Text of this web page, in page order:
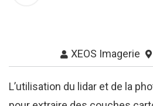
XEOS Imagerie
L’utilisation du lidar et de la